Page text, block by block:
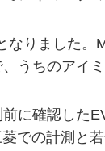
なりました。
うちのアイ
に確認した
での計測と